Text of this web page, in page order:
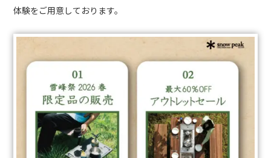
体験をご用意しております。